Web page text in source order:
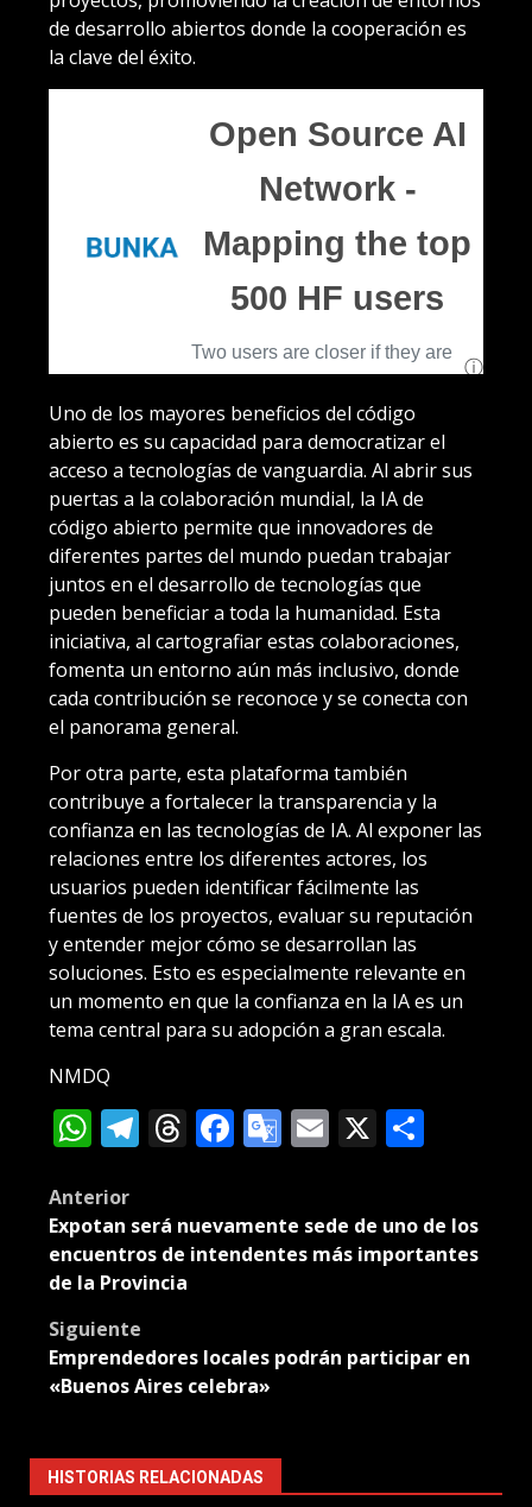
de desarrollo abiertos donde la cooperación es
la clave del éxito.
Uno de los mayores beneficios del código
abierto es su capacidad para democratizar el
acceso a tecnologías de vanguardia. Al abrir sus
puertas a la colaboración mundial, la IA de
código abierto permite que innovadores de
diferentes partes del mundo puedan trabajar
juntos en el desarrollo de tecnologías que
pueden beneficiar a toda la humanidad. Esta
iniciativa, al cartografiar estas colaboraciones,
fomenta un entorno aún más inclusivo, donde
cada contribución se reconoce y se conecta con
el panorama general.
Por otra parte, esta plataforma también
contribuye a fortalecer la transparencia y la
confianza en las tecnologías de IA. Al exponer las
relaciones entre los diferentes actores, los
usuarios pueden identificar fácilmente las
fuentes de los proyectos, evaluar su reputación
y entender mejor cómo se desarrollan las
soluciones. Esto es especialmente relevante en
un momento en que la confianza en la IA es un
tema central para su adopción a gran escala.
NMDQ
WhatsApp
Telegram
Threads
Facebook
Google
Email
X
Post
navigation
Anterior
Expotan será nuevamente sede de uno de los
encuentros de intendentes más importantes
de la Provincia
Siguiente
Emprendedores locales podrán participar en
«Buenos Aires celebra»
HISTORIAS RELACIONADAS